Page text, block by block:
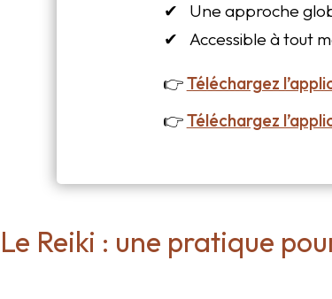
Une approche
Accessible à tout
👉Téléchargez
👉Téléchargez
Le Reiki : une pratique